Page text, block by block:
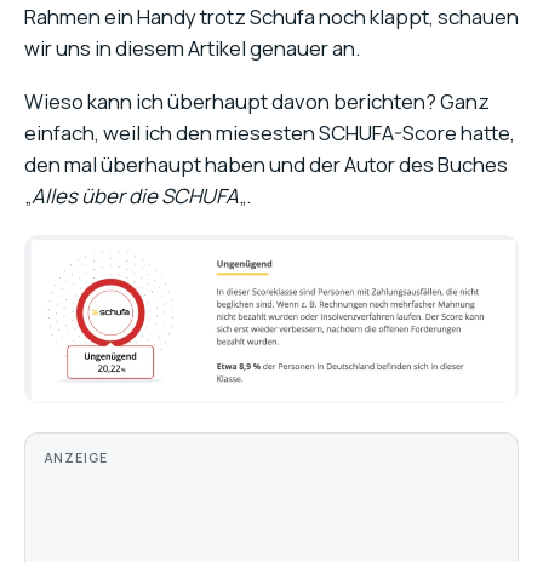
Rahmen ein Handy trotz Schufa noch klappt, schauen
wir uns in diesem Artikel genauer an.
Wieso kann ich überhaupt davon berichten? Ganz
einfach, weil ich den miesesten SCHUFA-Score hatte,
den mal überhaupt haben und der Autor des Buches
„Alles über die SCHUFA„.
ANZEIGE